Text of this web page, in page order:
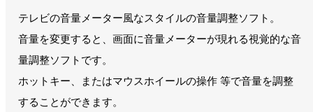
テレビの音量メーター風なスタイルの音量調整ソフト。
音量を変更すると、画面に音量メーターが現れる視覚的な音
量調整ソフトです。
ホットキー、またはマウスホイールの操作 等で音量を調整
することができます。